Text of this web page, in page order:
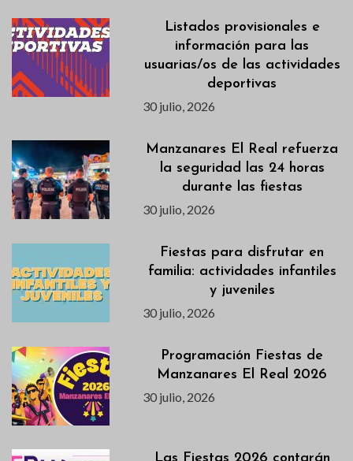
Listados provisionales e
información para las
usuarias/os de las actividades
deportivas
30 julio, 2026
Manzanares El Real refuerza
la seguridad las 24 horas
durante las fiestas
30 julio, 2026
Fiestas para disfrutar en
familia: actividades infantiles
y juveniles
30 julio, 2026
Programación Fiestas de
Manzanares El Real 2026
30 julio, 2026
Las Fiestas 2026 contarán